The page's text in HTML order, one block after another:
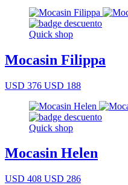
Quick shop
Mocasin Filippa
USD 376 USD 188
Quick shop
Mocasin Helen
USD 408 USD 286